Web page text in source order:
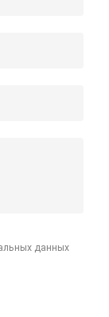
данных